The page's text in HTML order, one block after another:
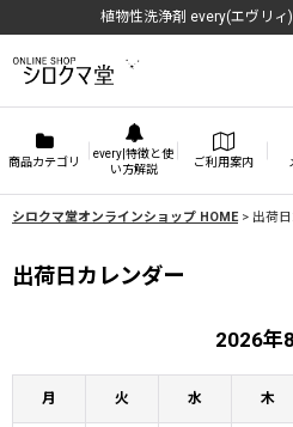
植物性洗浄剤 every(エヴリ
商品カテゴリ
every|特徴と使
い方解説
ご利用案内
シロクマ堂オンラインショップ HOME > 出荷
出荷日カレンダー
2026年
月 火 水 木